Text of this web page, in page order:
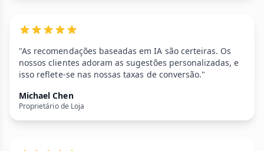
"As recomendações baseadas em IA são certeiras. Os
nossos clientes adoram as sugestões personalizadas, e
isso reflete-se nas nossas taxas de conversão."
Michael Chen
Proprietário de Loja